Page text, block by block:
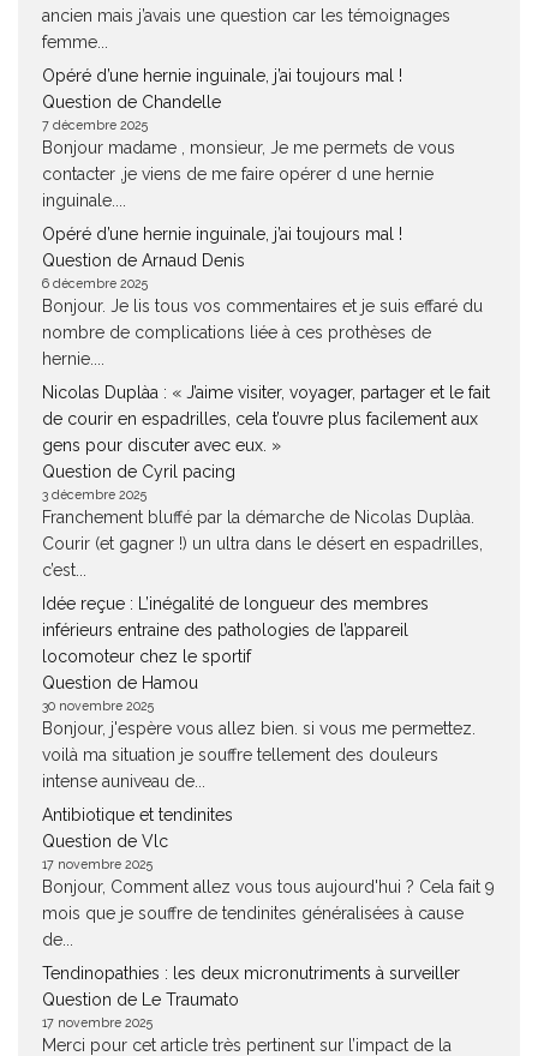
ancien mais j’avais une question car les témoignages
femme...
Opéré d’une hernie inguinale, j’ai toujours mal !
Question de Chandelle
7 décembre 2025
Bonjour madame , monsieur, Je me permets de vous
contacter ,je viens de me faire opérer d une hernie
inguinale....
Opéré d’une hernie inguinale, j’ai toujours mal !
Question de Arnaud Denis
6 décembre 2025
Bonjour. Je lis tous vos commentaires et je suis effaré du
nombre de complications liée à ces prothèses de
hernie....
Nicolas Duplàa : « J’aime visiter, voyager, partager et le fait
de courir en espadrilles, cela t’ouvre plus facilement aux
gens pour discuter avec eux. »
Question de Cyril pacing
3 décembre 2025
Franchement bluffé par la démarche de Nicolas Duplàa.
Courir (et gagner !) un ultra dans le désert en espadrilles,
c’est...
Idée reçue : L’inégalité de longueur des membres
inférieurs entraine des pathologies de l’appareil
locomoteur chez le sportif
Question de Hamou
30 novembre 2025
Bonjour, j'espère vous allez bien. si vous me permettez.
voilà ma situation je souffre tellement des douleurs
intense auniveau de...
Antibiotique et tendinites
Question de Vlc
17 novembre 2025
Bonjour, Comment allez vous tous aujourd'hui ? Cela fait 9
mois que je souffre de tendinites généralisées à cause
de...
Tendinopathies : les deux micronutriments à surveiller
Question de Le Traumato
17 novembre 2025
Merci pour cet article très pertinent sur l’impact de la